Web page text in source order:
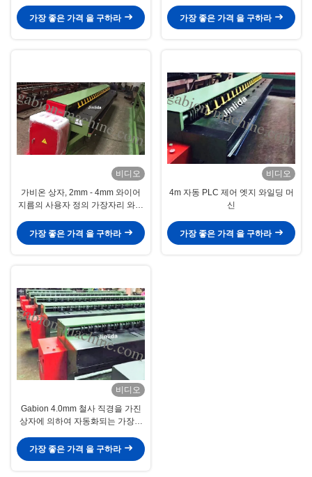
가장 좋은 가격 을 구하라
가장 좋은 가격 을 구하라
비디오
가비온 상자, 2mm - 4mm 와이어
지름의 사용자 정의 가장자리 와이
가장 좋은 가격 을 구하라
비디오
4m 자동 PLC 제어 엣지 와일딩 머
신
가장 좋은 가격 을 구하라
비디오
Gabion 4.0mm 철사 직경을 가진
상자에 의하여 자동화되는 가장자
가장 좋은 가격 을 구하라